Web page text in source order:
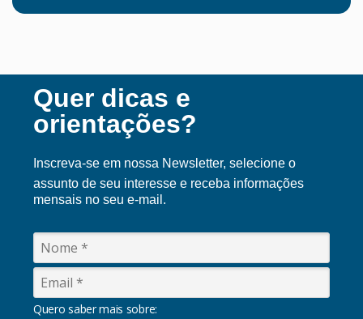
Quer dicas e
orientações?
Inscreva-se em nossa Newsletter, selecione o
assunto de seu interesse e receba informações
mensais no seu e-mail.
Quero saber mais sobre: